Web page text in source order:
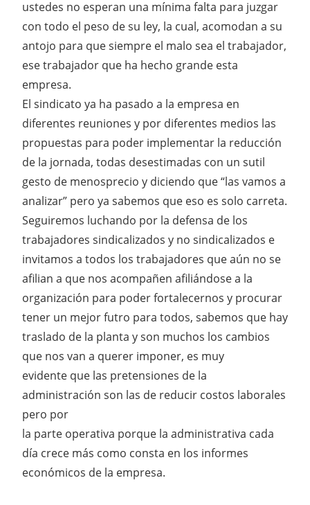
ustedes no esperan una mínima falta para juzgar
con todo el peso de su ley, la cual, acomodan a su
antojo para que siempre el malo sea el trabajador,
ese trabajador que ha hecho grande esta
empresa.
El sindicato ya ha pasado a la empresa en
diferentes reuniones y por diferentes medios las
propuestas para poder implementar la reducción
de la jornada, todas desestimadas con un sutil
gesto de menosprecio y diciendo que “las vamos a
analizar” pero ya sabemos que eso es solo carreta.
Seguiremos luchando por la defensa de los
trabajadores sindicalizados y no sindicalizados e
invitamos a todos los trabajadores que aún no se
afilian a que nos acompañen afiliándose a la
organización para poder fortalecernos y procurar
tener un mejor futro para todos, sabemos que hay
traslado de la planta y son muchos los cambios
que nos van a querer imponer, es muy
evidente que las pretensiones de la
administración son las de reducir costos laborales
pero por
la parte operativa porque la administrativa cada
día crece más como consta en los informes
económicos de la empresa.